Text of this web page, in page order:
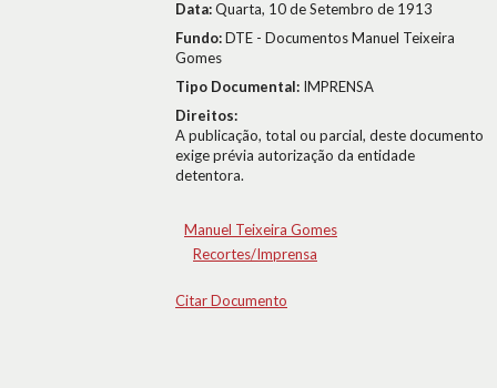
Data:Quarta, 10 de Setembro de 1913
Fundo:DTE - Documentos Manuel Teixeira
Gomes
Tipo Documental: IMPRENSA
Direitos:
A publicação, total ou parcial, deste documento
exige prévia autorização da entidade
detentora.
Manuel Teixeira Gomes
Recortes/Imprensa
Citar Documento